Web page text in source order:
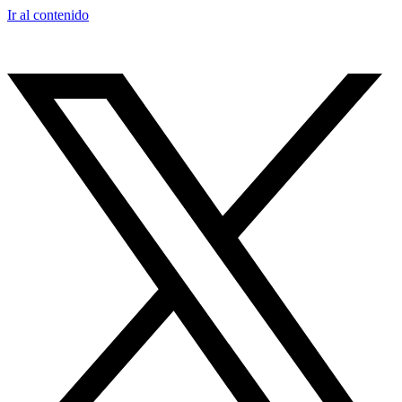
Ir al contenido